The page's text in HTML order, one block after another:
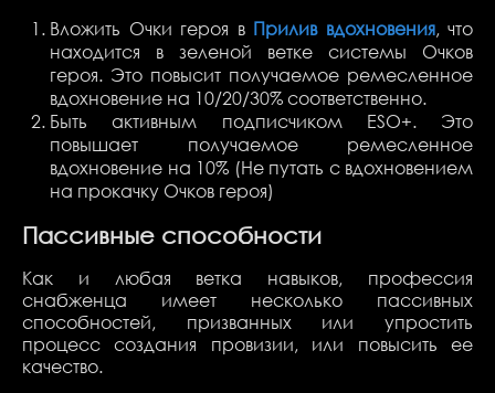
Вложить Очки героя в Прилив вдохновения, что
находится в зеленой ветке системы Очков
героя. Это повысит получаемое ремесленное
вдохновение на 10/20/30% соответственно.
Быть активным подписчиком ESO+. Это
повышает получаемое ремесленное
вдохновение на 10% (Не путать с вдохновением
на прокачку Очков героя)
Пассивные способности
Как и любая ветка навыков, профессия
снабженца имеет несколько пассивных
способностей, призванных или упростить
процесс создания провизии, или повысить ее
качество.